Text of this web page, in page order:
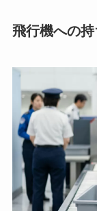
飛行機への